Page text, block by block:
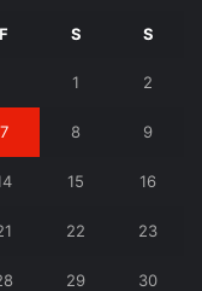
F S S
1 2
7 8 9
15 16
22 23
29 30